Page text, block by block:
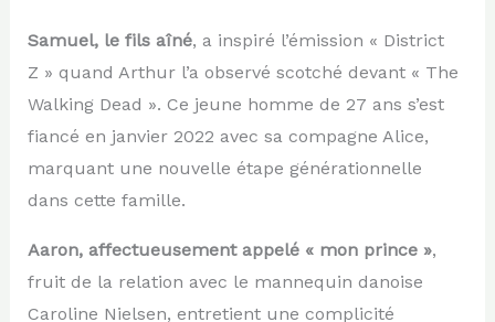
Samuel, le fils aîné, a inspiré l’émission « District
Z » quand Arthur l’a observé scotché devant « The
Walking Dead ». Ce jeune homme de 27 ans s’est
fiancé en janvier 2022 avec sa compagne Alice,
marquant une nouvelle étape générationnelle
dans cette famille.
Aaron, affectueusement appelé « mon prince »,
fruit de la relation avec le mannequin danoise
Caroline Nielsen, entretient une complicité